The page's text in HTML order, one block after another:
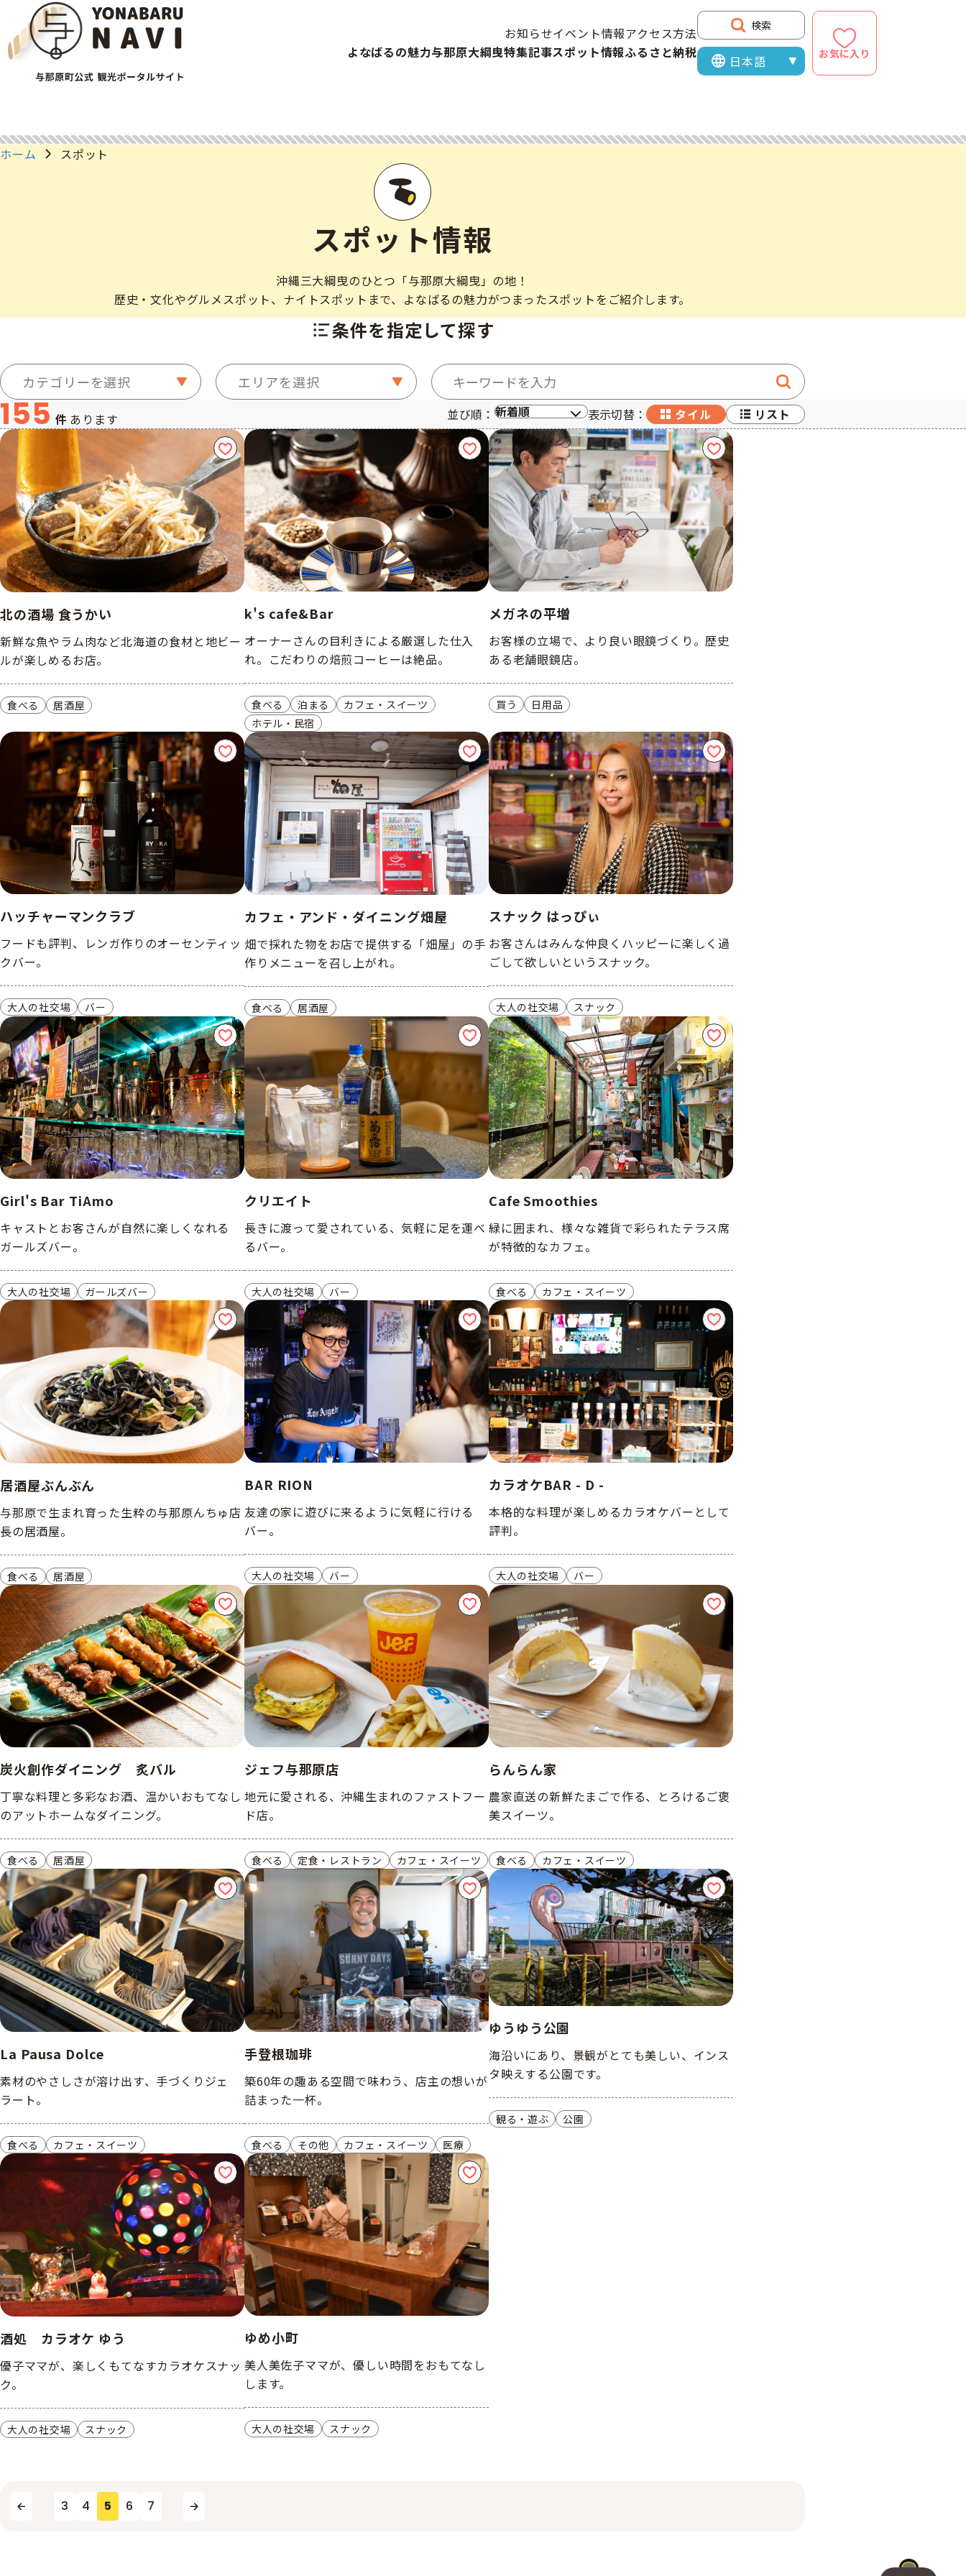
お知らせイベント情報アクセス方法
よなばるの魅力与那原大綱曳特集記事スポット情報ふるさと納税
検索
表示言語を選択
お気に入り
ホーム スポット
スポット情報
沖縄三大綱曳のひとつ「与那原大綱曳」の地！
歴史・文化やグルメスポット、ナイトスポットまで、よなばるの魅力がつまったスポットをご紹介します。
条件を指定して探す
カテゴリーを選択 エリアを選択
キーワード検索
検索する
155 件 あります 並び順： 表示切替： タイル リスト
北の酒場 食うかい
新鮮な魚やラム肉など北海道の食材と地ビー
ルが楽しめるお店。
食べる 居酒屋
k's cafe&Bar
オーナーさんの目利きによる厳選した仕入
れ。こだわりの焙煎コーヒーは絶品。
食べる 泊まる
カフェ・スイーツ
ホテル・民宿
メガネの平増
お客様の立場で、より良い眼鏡づくり。歴史
ある老舗眼鏡店。
買う 日用品
ハッチャーマンクラブ
フードも評判、レンガ作りのオーセンティッ
クバー。
大人の社交場 バー
カフェ・アンド・ダイニング畑屋
畑で採れた物をお店で提供する「畑屋」の手
作りメニューを召し上がれ。
食べる 居酒屋
スナック はっぴぃ
お客さんはみんな仲良くハッピーに楽しく過
ごして欲しいというスナック。
大人の社交場 スナック
Girl's Bar TiAmo
キャストとお客さんが自然に楽しくなれる
ガールズバー。
大人の社交場 ガールズバー
クリエイト
長きに渡って愛されている、気軽に足を運べ
るバー。
大人の社交場 バー
Cafe Smoothies
緑に囲まれ、様々な雑貨で彩られたテラス席
が特徴的なカフェ。
食べる カフェ・スイーツ
居酒屋ぶんぶん
与那原で生まれ育った生粋の与那原んちゅ店
長の居酒屋。
食べる 居酒屋
BAR RION
友達の家に遊びに来るように気軽に行ける
バー。
大人の社交場 バー
カラオケBAR - D -
本格的な料理が楽しめるカラオケバーとして
評判。
大人の社交場 バー
炭火創作ダイニング 炙バル
丁寧な料理と多彩なお酒、温かいおもてなし
のアットホームなダイニング。
食べる 居酒屋
ジェフ与那原店
地元に愛される、沖縄生まれのファストフー
ド店。
食べる 定食・レストラン カフェ・スイーツ
らんらん家
農家直送の新鮮たまごで作る、とろけるご褒
美スイーツ。
食べる カフェ・スイーツ
La Pausa Dolce
素材のやさしさが溶け出す、手づくりジェ
ラート。
食べる カフェ・スイーツ
手登根珈琲
築60年の趣ある空間で味わう、店主の想いが
詰まった一杯。
食べる その他 カフェ・スイーツ 医療
ゆうゆう公園
海沿いにあり、景観がとても美しい、インス
タ映えする公園です。
観る・遊ぶ 公園
酒処 カラオケ ゆう
優子ママが、楽しくもてなすカラオケスナッ
ク。
大人の社交場 スナック
ゆめ小町
美人美佐子ママが、優しい時間をおもてなし
します。
大人の社交場 スナック
3 4 5 6 7